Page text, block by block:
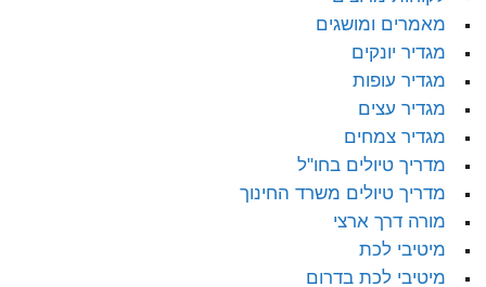
מאמרים ומושגים
מגדיר יונקים
מגדיר עופות
מגדיר עצים
מגדיר צמחים
מדריך טיולים בחו"ל
מדריך טיולים משרד החינוך
מורה דרך ארצי
מיטיבי לכת
מיטיבי לכת בדרום